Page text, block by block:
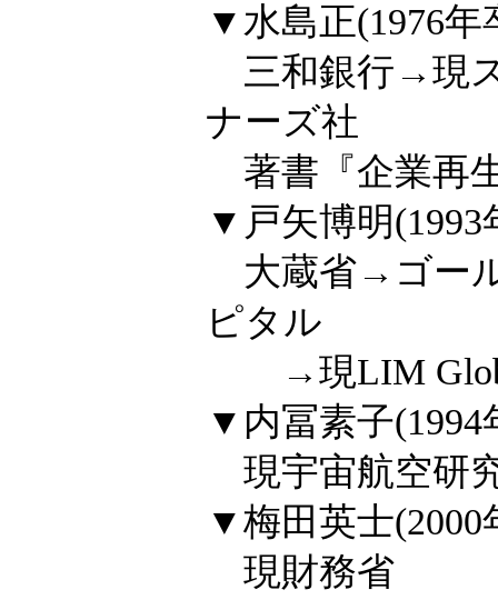
▼水島正(1976年
三和銀行→現
ナーズ社
著書『企業再
▼戸矢博明(1993
大蔵省→ゴー
ピタル
→現LIM
▼内冨素子(1994
現宇宙航空研
▼梅田英士(2000
現財務省